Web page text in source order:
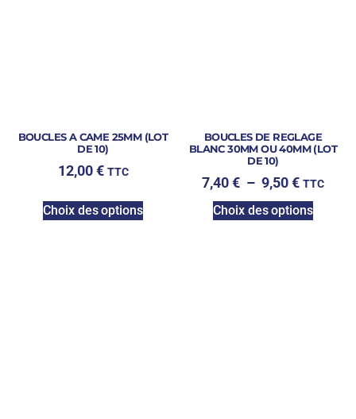
BOUCLES A CAME 25MM (LOT
DE 10)
12,00€ TTC
Choix des options
BOUCLES DE REGLAGE
BLANC 30MM OU 40MM (LOT
DE 10)
7,40€ – 9,50€ TTC
Choix des options